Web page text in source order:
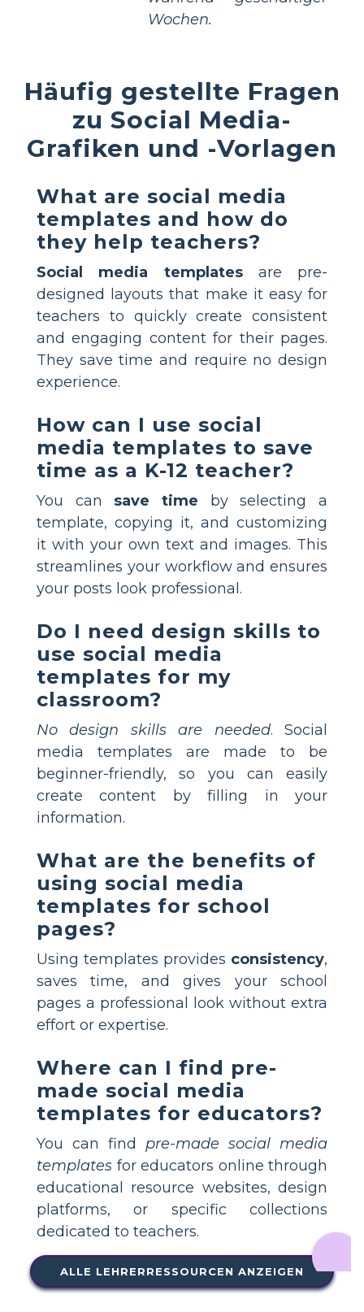
Wochen.
Häufig gestellte Fragen
zu Social Media-
Grafiken und -Vorlagen
What are social media
templates and how do
they help teachers?
Social media templatesare pre-
designed layouts that make it easy for
teachers to quickly create consistent
and engaging content for their pages.
They save time and require no design
experience.
How can I use social
media templates to save
time as a K-12 teacher?
You can save time by selecting a
template, copying it, and customizing
it with your own text and images. This
streamlines your workflow and ensures
your posts look professional.
Do I need design skills to
use social media
templates for my
classroom?
No design skills are needed. Social
media templates are made to be
beginner-friendly, so you can easily
create content by filling in your
information.
What are the benefits of
using social media
templates for school
pages?
Using templates provides consistency,
saves time, and gives your school
pages a professional look without extra
effort or expertise.
Where can I find pre-
made social media
templates for educators?
You can find pre-made social media
templates for educators online through
educational resource websites, design
platforms, or specific collections
dedicated to teachers.
ALLE LEHRERRESSOURCEN ANZEIGEN